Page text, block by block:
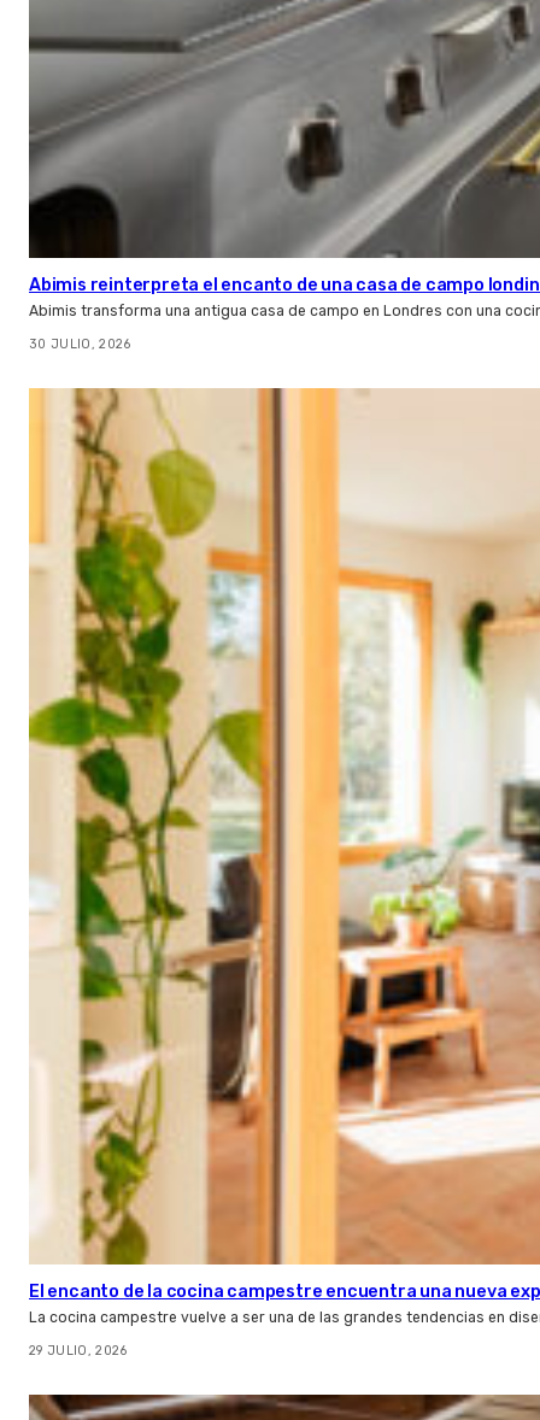
Abimis reinterpreta el encanto de una casa de campo
Abimis transforma una antigua casa de campo en Londres con una
30 JULIO, 2026
El encanto de la cocina campestre encuentra una nueva
La cocina campestre vuelve a ser una de las grandes tendencias en
29 JULIO, 2026